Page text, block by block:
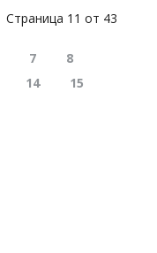
Страница 11 от 43
7
8
14
15